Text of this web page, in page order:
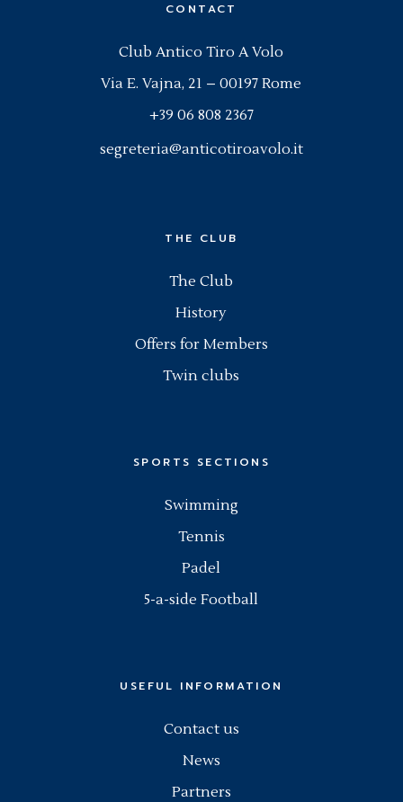
CONTACT
Club Antico Tiro A Volo
Via E. Vajna, 21 – 00197 Rome
+39 06 808 2367
segreteria@anticotiroavolo.it
THE CLUB
The Club
History
Offers for Members
Twin clubs
SPORTS SECTIONS
Swimming
Tennis
Padel
5-a-side Football
USEFUL INFORMATION
Contact us
News
Partners